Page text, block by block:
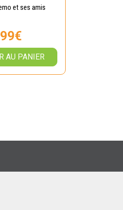
et ses amis
AU PANIER